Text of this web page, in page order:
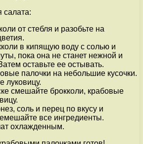
салата:
от стебля и разобьте на
в кипящую воду с солью и
пока она не станет нежной и
оставьте ее остывать.
палочки на небольшие кусочки.
луковицу.
смешайте брокколи, крабовые
соль и перец по вкусу и
все ингредиенты.
охлажденным.